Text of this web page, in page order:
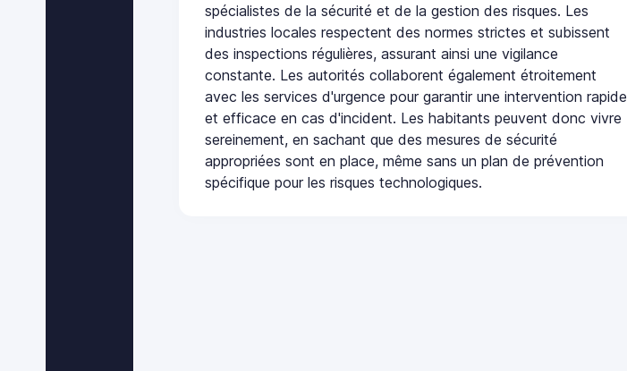
spécialistes de la sécurité et de la gestion des risques. Les
industries locales respectent des normes strictes et subissent
des inspections régulières, assurant ainsi une vigilance
constante. Les autorités collaborent également étroitement
avec les services d'urgence pour garantir une intervention rapide
et efficace en cas d'incident. Les habitants peuvent donc vivre
sereinement, en sachant que des mesures de sécurité
appropriées sont en place, même sans un plan de prévention
spécifique pour les risques technologiques.